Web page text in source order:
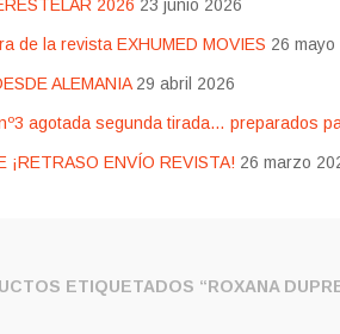
2026 23 junio 2026
de la revista EXHUMED MOVIES 26 mayo
ALEMANIA 29 abril 2026
agotada segunda tirada… preparados
¡RETRASO ENVÍO REVISTA! 26 marzo
ETIQUETADOS “ROXANA